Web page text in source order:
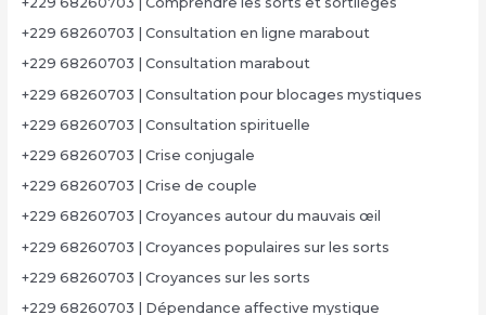
+229 68260703 | Consultation en ligne marabout
+229 68260703 | Consultation marabout
+229 68260703 | Consultation pour blocages mystiques
+229 68260703 | Consultation spirituelle
+229 68260703 | Crise conjugale
+229 68260703 | Crise de couple
+229 68260703 | Croyances autour du mauvais œil
+229 68260703 | Croyances populaires sur les sorts
+229 68260703 | Croyances sur les sorts
+229 68260703 | Dépendance affective mystique